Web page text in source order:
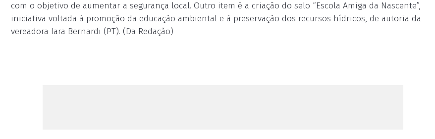
com o objetivo de aumentar a segurança local. Outro item é a criação do selo “Escola Amiga da Nascente”,
iniciativa voltada à promoção da educação ambiental e à preservação dos recursos hídricos, de autoria da
vereadora Iara Bernardi (PT). (Da Redação)